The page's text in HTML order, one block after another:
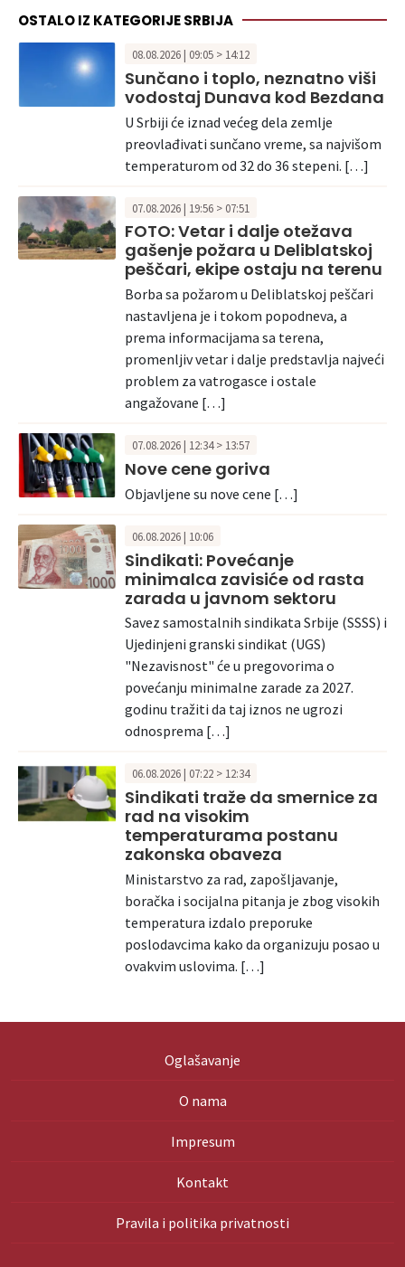
OSTALO IZ KATEGORIJE SRBIJA
08.08.2026 | 09:05 > 14:12
Sunčano i toplo, neznatno viši
vodostaj Dunava kod Bezdana
U Srbiji će iznad većeg dela zemlje
preovlađivati sunčano vreme, sa najvišom
temperaturom od 32 do 36 stepeni. […]
07.08.2026 | 19:56 > 07:51
FOTO: Vetar i dalje otežava
gašenje požara u Deliblatskoj
peščari, ekipe ostaju na terenu
Borba sa požarom u Deliblatskoj peščari
nastavljena je i tokom popodneva, a
prema informacijama sa terena,
promenljiv vetar i dalje predstavlja najveći
problem za vatrogasce i ostale
angažovane […]
07.08.2026 | 12:34 > 13:57
Nove cene goriva
Objavljene su nove cene […]
06.08.2026 | 10:06
Sindikati: Povećanje
minimalca zavisiće od rasta
zarada u javnom sektoru
Savez samostalnih sindikata Srbije (SSSS) i
Ujedinjeni granski sindikat (UGS)
"Nezavisnost" će u pregovorima o
povećanju minimalne zarade za 2027.
godinu tražiti da taj iznos ne ugrozi
odnosprema […]
06.08.2026 | 07:22 > 12:34
Sindikati traže da smernice za
rad na visokim
temperaturama postanu
zakonska obaveza
Ministarstvo za rad, zapošljavanje,
boračka i socijalna pitanja je zbog visokih
temperatura izdalo preporuke
poslodavcima kako da organizuju posao u
ovakvim uslovima. […]
Oglašavanje
O nama
Impresum
Kontakt
Pravila i politika privatnosti